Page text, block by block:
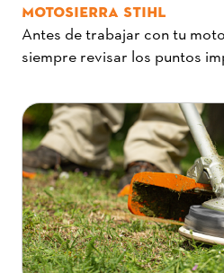
MOTOSIERRA STIHL
Antes de trabajar con tu
siempre revisar los puntos